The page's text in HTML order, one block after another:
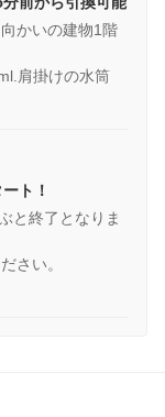
かいの建物1階
肩掛けの水筒
ト！
と終了となりま
さい。